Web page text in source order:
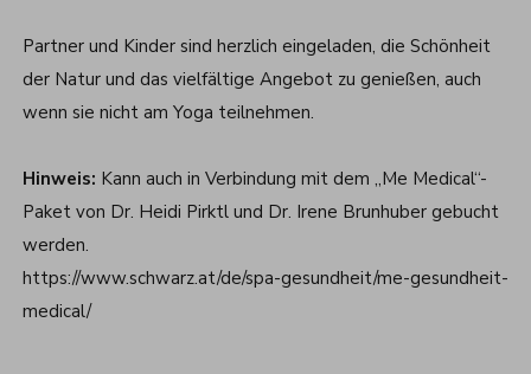
Partner und Kinder sind herzlich eingeladen, die Schönheit
der Natur und das vielfältige Angebot zu genießen, auch
wenn sie nicht am Yoga teilnehmen.
Hinweis: Kann auch in Verbindung mit dem „Me Medical“-
Paket von Dr. Heidi Pirktl und Dr. Irene Brunhuber gebucht
werden.
https://www.schwarz.at/de/spa-gesundheit/me-gesundheit-
medical/